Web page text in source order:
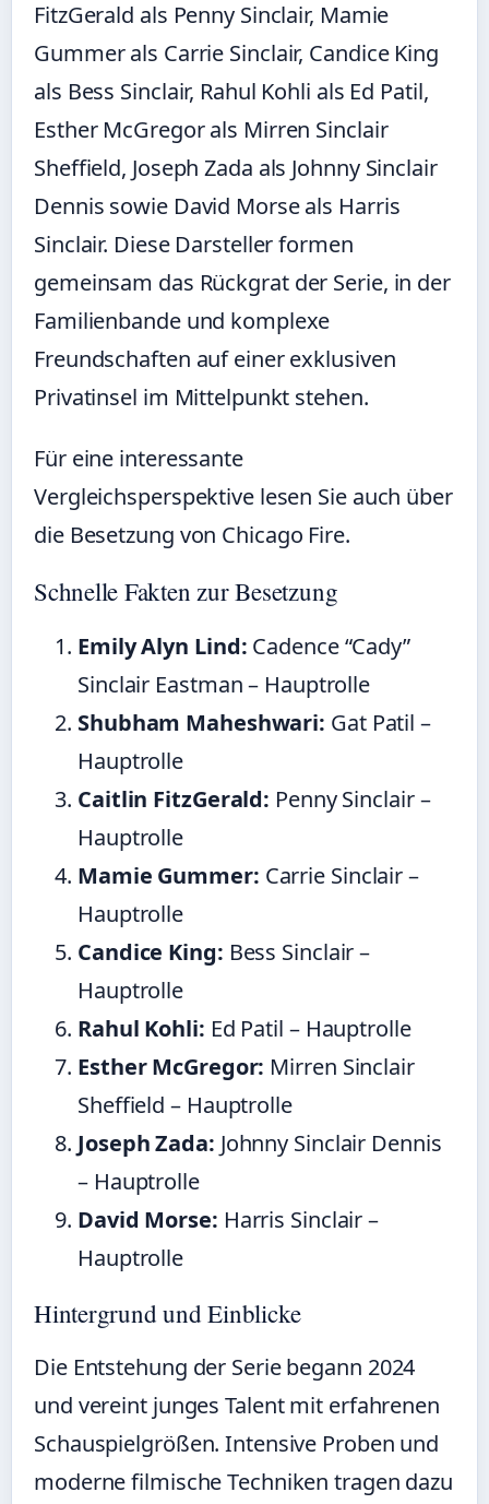
FitzGerald als Penny Sinclair, Mamie
Gummer als Carrie Sinclair, Candice King
als Bess Sinclair, Rahul Kohli als Ed Patil,
Esther McGregor als Mirren Sinclair
Sheffield, Joseph Zada als Johnny Sinclair
Dennis sowie David Morse als Harris
Sinclair. Diese Darsteller formen
gemeinsam das Rückgrat der Serie, in der
Familienbande und komplexe
Freundschaften auf einer exklusiven
Privatinsel im Mittelpunkt stehen.
Für eine interessante
Vergleichsperspektive lesen Sie auch über
die Besetzung von Chicago Fire.
Schnelle Fakten zur Besetzung
Emily Alyn Lind: Cadence “Cady”
Sinclair Eastman – Hauptrolle
Shubham Maheshwari: Gat Patil –
Hauptrolle
Caitlin FitzGerald: Penny Sinclair –
Hauptrolle
Mamie Gummer: Carrie Sinclair –
Hauptrolle
Candice King: Bess Sinclair –
Hauptrolle
Rahul Kohli: Ed Patil – Hauptrolle
Esther McGregor: Mirren Sinclair
Sheffield – Hauptrolle
Joseph Zada: Johnny Sinclair Dennis
– Hauptrolle
David Morse: Harris Sinclair –
Hauptrolle
Hintergrund und Einblicke
Die Entstehung der Serie begann 2024
und vereint junges Talent mit erfahrenen
Schauspielgrößen. Intensive Proben und
moderne filmische Techniken tragen dazu